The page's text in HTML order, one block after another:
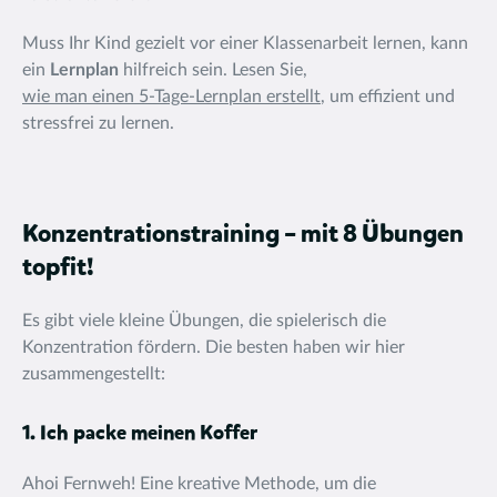
Muss Ihr Kind gezielt vor einer Klassenarbeit lernen, kann
ein Lernplan hilfreich sein. Lesen Sie,
wie man einen 5-Tage-Lernplan erstellt, um effizient und
stressfrei zu lernen.
Konzentrationstraining – mit 8 Übungen
topfit!
Es gibt viele kleine Übungen, die spielerisch die
Konzentration fördern. Die besten haben wir hier
zusammengestellt:
1. Ich packe meinen Koffer
Ahoi Fernweh! Eine kreative Methode, um die